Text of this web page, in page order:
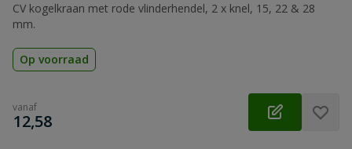
CV kogelkraan met rode vlinderhendel, 2 x knel, 15, 22 & 28
mm.
Op voorraad
vanaf
€
12,58